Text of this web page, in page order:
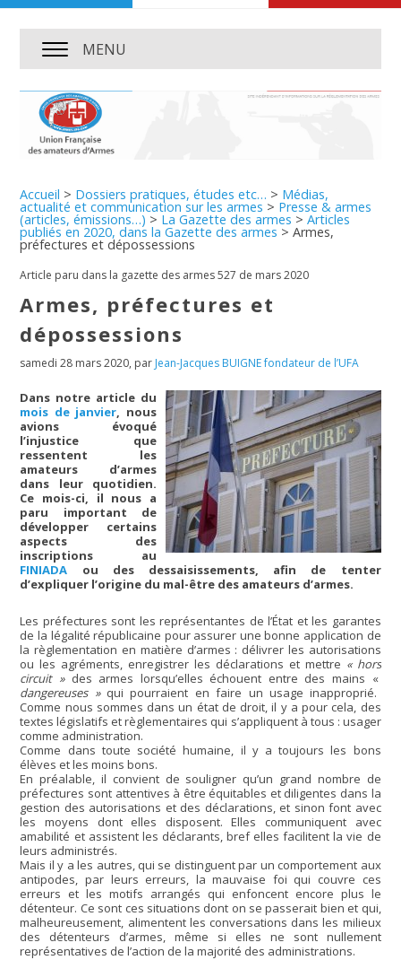
MENU
Accueil > Dossiers pratiques, études etc… > Médias,
actualité et communication sur les armes > Presse & armes
(articles, émissions…) > La Gazette des armes >Articles
publiés en 2020, dans la Gazette des armes >Armes,
préfectures et dépossessions
Article paru dans la gazette des armes 527 de mars 2020
Armes, préfectures et
dépossessions
samedi 28 mars 2020, par Jean-Jacques BUIGNE fondateur de l’UFA
Dans notre article du
mois de janvier, nous
avions évoqué
l’injustice que
ressentent les
amateurs d’armes
dans leur quotidien.
Ce mois-ci, il nous a
paru important de
développer certains
aspects des
inscriptions au
FINIADA ou des dessaisissements, afin de tenter
d’expliquer l’origine du mal-être des amateurs d’armes.
Les préfectures sont les représentantes de l’État et les garantes
de la légalité républicaine pour assurer une bonne application de
la règlementation en matière d’armes : délivrer les autorisations
ou les agréments, enregistrer les déclarations et mettre « hors
circuit »des armes lorsqu’elles échouent entre des mains «
dangereuses » qui pourraient en faire un usage inapproprié.
Comme nous sommes dans un état de droit, il y a pour cela, des
textes législatifs et règlementaires qui s’appliquent à tous : usager
comme administration.
Comme dans toute société humaine, il y a toujours les bons
élèves et les moins bons.
En préalable, il convient de souligner qu’un grand nombre de
préfectures sont attentives à être équitables et diligentes dans la
gestion des autorisations et des déclarations, et sinon font avec
les moyens dont elles disposent. Elles communiquent avec
amabilité et assistent les déclarants, bref elles facilitent la vie de
leurs administrés.
Mais il y a les autres, qui se distinguent par un comportement aux
antipodes, par leurs erreurs, la mauvaise foi qui couvre ces
erreurs et les motifs arrangés qui enfoncent encore plus le
détenteur. Ce sont ces situations dont on se passerait bien et qui,
malheureusement, alimentent les conversations dans les milieux
des détenteurs d’armes, même si elles ne sont nullement
représentatives de l’action de la majorité des administrations.